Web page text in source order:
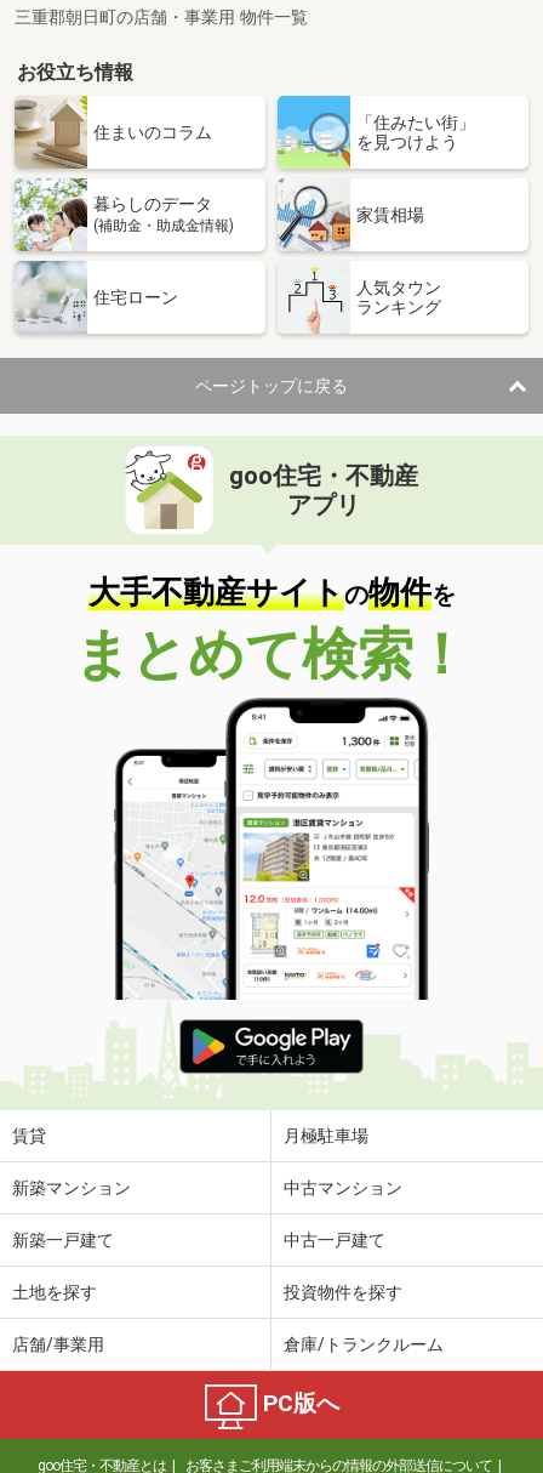
三重郡朝日町の店舗・事業用 物件一覧
お役立ち情報
住まいのコラム
「住みたい街」
を見つけよう
暮らしのデータ
(補助金・助成金情報)
家賃相場
住宅ローン
人気タウン
ランキング
ページトップに戻る
goo住宅・不動産
アプリ
大手不動産サイトの物件を
まとめて検索！
賃貸 月極駐車場
新築マンション 中古マンション
新築一戸建て 中古一戸建て
土地を探す 投資物件を探す
店舗/事業用 倉庫/トランクルーム
PC版へ
goo住宅・不動産とは お客さまご利用端末からの情報の外部送信について